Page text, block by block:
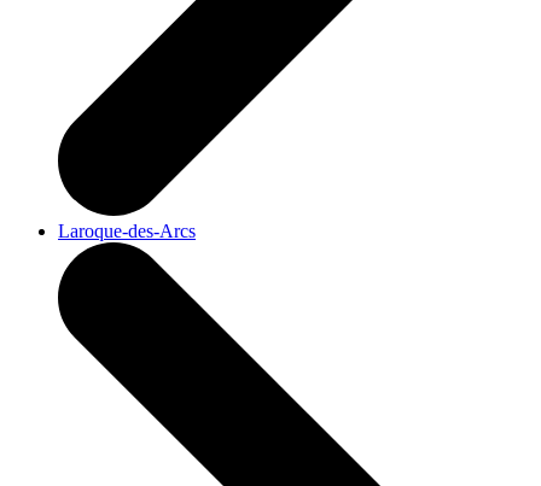
Laroque-des-Arcs